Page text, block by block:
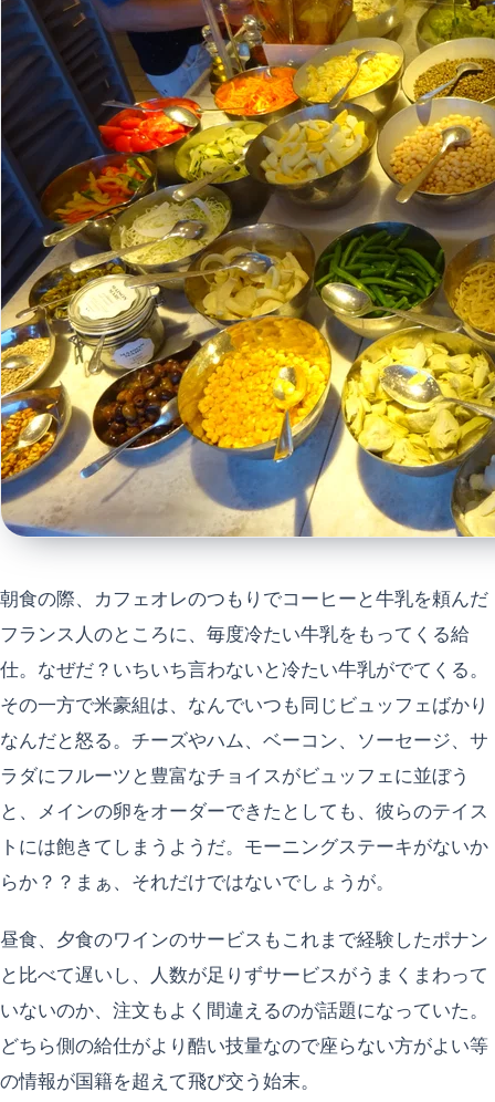
朝食の際、カフェオレのつもりでコーヒーと牛乳を頼んだ
フランス人のところに、毎度冷たい牛乳をもってくる給
仕。なぜだ？いちいち言わないと冷たい牛乳がでてくる。
その一方で米豪組は、なんでいつも同じビュッフェばかり
なんだと怒る。チーズやハム、ベーコン、ソーセージ、サ
ラダにフルーツと豊富なチョイスがビュッフェに並ぼう
と、メインの卵をオーダーできたとしても、彼らのテイス
トには飽きてしまうようだ。モーニングステーキがないか
らか？？まぁ、それだけではないでしょうが。
昼食、夕食のワインのサービスもこれまで経験したポナン
と比べて遅いし、人数が足りずサービスがうまくまわって
いないのか、注文もよく間違えるのが話題になっていた。
どちら側の給仕がより酷い技量なので座らない方がよい等
の情報が国籍を超えて飛び交う始末。